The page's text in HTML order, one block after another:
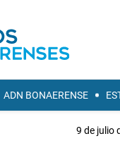
ADN BONAERENSE
9 de julio